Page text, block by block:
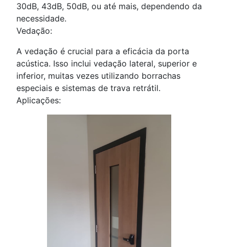
30dB, 43dB, 50dB, ou até mais, dependendo da
necessidade.
Vedação:
A vedação é crucial para a eficácia da porta
acústica. Isso inclui vedação lateral, superior e
inferior, muitas vezes utilizando borrachas
especiais e sistemas de trava retrátil.
Aplicações: